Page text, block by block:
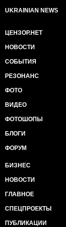
UKRAINIAN NEWS
ЦЕНЗОР.НЕТ
НОВОСТИ
СОБЫТИЯ
РЕЗОНАНС
ФОТО
ВИДЕО
ФОТОШОПЫ
БЛОГИ
ФОРУМ
БИЗНЕС
НОВОСТИ
ГЛАВНОЕ
СПЕЦПРОЕКТЫ
ПУБЛИКАЦИИ